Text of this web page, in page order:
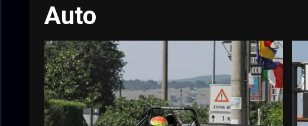
Auto